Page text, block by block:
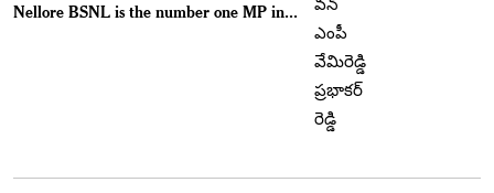
Nellore BSNL is the number one MP in...